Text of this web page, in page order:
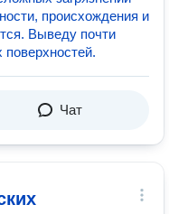
происхождения и
Выведу почти
Чат